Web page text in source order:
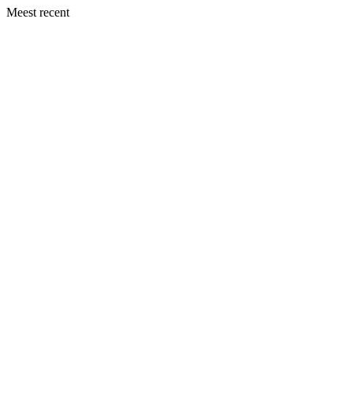
Meest recent